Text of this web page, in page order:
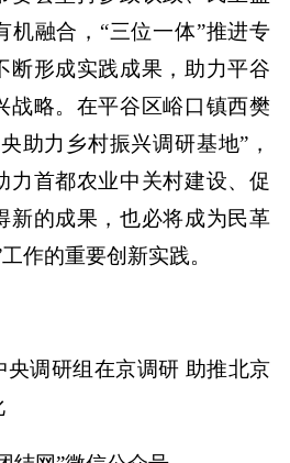
机融合，“三位一体”推进专
断形成实践成果，助力平谷
战略。在平谷区峪口镇西樊
助力乡村振兴调研基地”，
力首都农业中关村建设、促
新的成果，也必将成为民革
作的重要创新实践。
央调研组在京调研 助推北京